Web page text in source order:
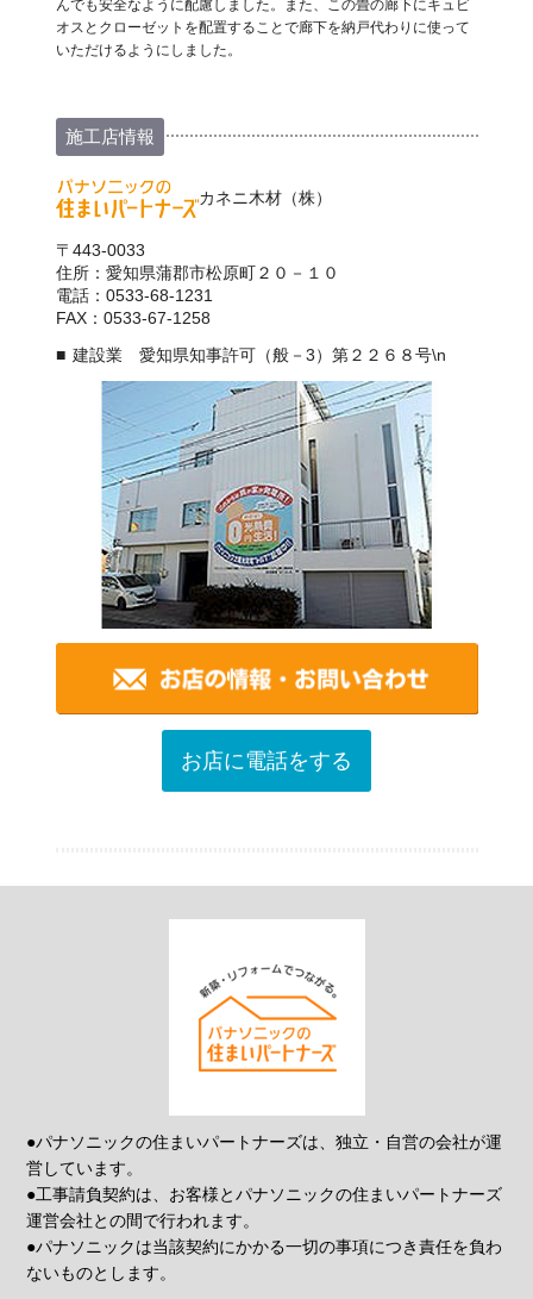
んでも安全なように配慮しました。また、この畳の廊下にキュビ
オスとクローゼットを配置することで廊下を納戸代わりに使って
いただけるようにしました。
施工店情報
カネニ木材（株）
〒443-0033
住所：愛知県蒲郡市松原町２０－１０
電話：0533-68-1231
FAX：0533-67-1258
建設業 愛知県知事許可（般－3）第２２６８号\n
お店に電話をする
●パナソニックの住まいパートナーズは、独立・自営の会社が運
営しています。
●工事請負契約は、お客様とパナソニックの住まいパートナーズ
運営会社との間で行われます。
●パナソニックは当該契約にかかる一切の事項につき責任を負わ
ないものとします。